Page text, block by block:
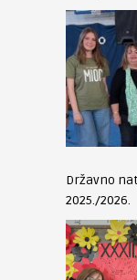
Državno
2025./2026.